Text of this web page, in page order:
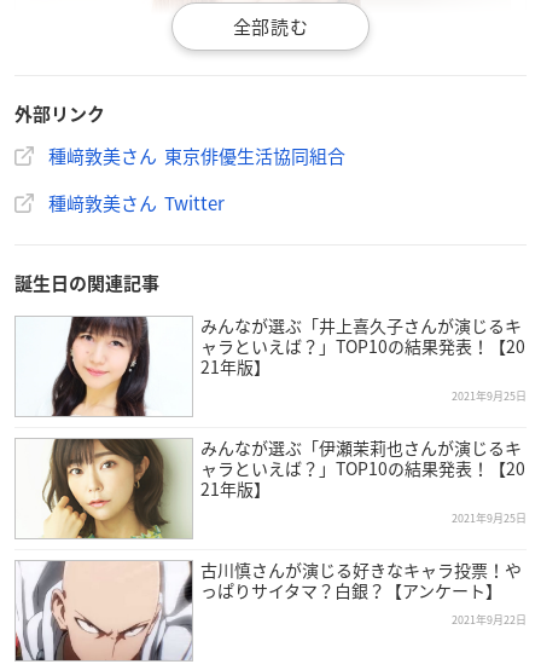
種﨑さんは大分県出身で、現在東京俳優生活協同組合に所属し
ています。
アニメ「美少女戦士セーラームーン」第45話のキャストの演技
力に魅了され、声優になる決心をした種﨑さん。
外部リンク
種﨑敦美さん 東京俳優生活協同組合
種﨑敦美さん Twitter
誕生日の関連記事
みんなが選ぶ「井上喜久子さんが演じるキ
ャラといえば？」TOP10の結果発表！【20
21年版】
2021年9月25日
みんなが選ぶ「伊瀬茉莉也さんが演じるキ
ャラといえば？」TOP10の結果発表！【20
21年版】
2021年9月25日
古川慎さんが演じる好きなキャラ投票！や
っぱりサイタマ？白銀？【アンケート】
2021年9月22日